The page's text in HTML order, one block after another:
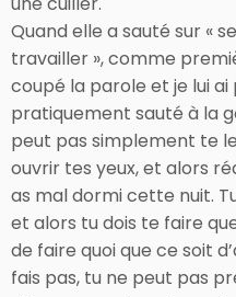
Quand elle a sauté sur «
travailler », comme
coupé la parole et je lui ai
pratiquement sauté à la
peut pas simplement te
ouvrir tes yeux, et alors
as mal dormi cette nuit.
et alors tu dois te faire
de faire quoi que ce soit
fais pas, tu ne peut pas